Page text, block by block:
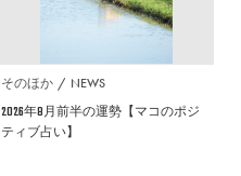
そのほか NEWS
2026年8月前半の運勢【マコのポジ
ティブ占い】